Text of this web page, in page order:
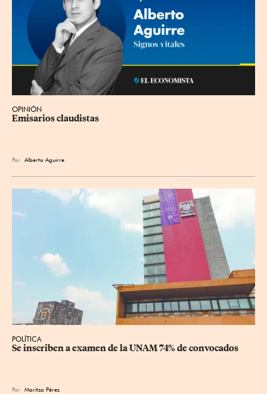
OPINIÓN
Emisarios claudistas
Por Alberto Aguirre
POLÍTICA
Se inscriben a examen de la UNAM 74% de convocados
Por Maritza Pérez